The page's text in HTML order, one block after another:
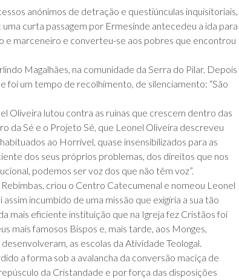
anónimos de detração e questiúnculas inquisitoriais,
curta passagem por Ermesinde antecedeu a ida para
e marceneiro e converteu-se aos pobres que encontrou
Magalhães, na comunidade da Serra do Pilar. Depois
um tempo de recolhimento, de silenciamento: “São
Oliveira lutou contra as ruínas que crescem dentro das
da Sé e o Projeto Sé, que Leonel Oliveira descreveu
ao Horrível, quase insensibilizados para as
dos seus próprios problemas, dos direitos que nos
podemos ser voz dos que não têm voz”.
criou o Centro Catecumenal e nomeou Leonel
incumbido de uma missão que exigiria a sua tão
mais eficiente instituição que na Igreja fez Cristãos foi
mais famosos Bispos e, mais tarde, aos Monges,
as escolas da Atividade Teologal.
a forma sob a avalancha da conversão maciça de
da Cristandade e por força das disposições